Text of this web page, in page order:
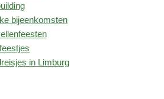
bijeenkomsten
in Limburg